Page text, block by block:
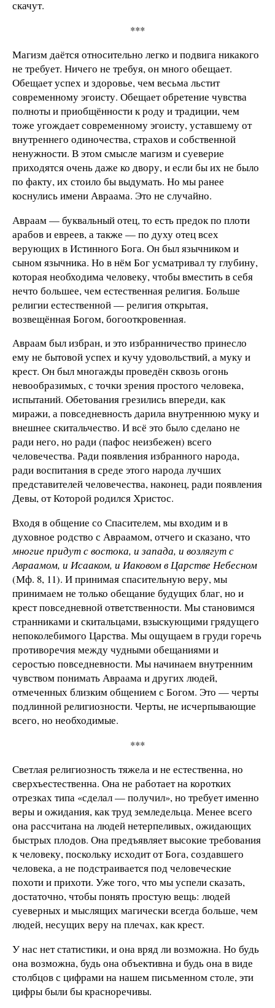
скачут.
***
Магизм даётся относительно легко и подвига никакого
не требует. Ничего не требуя, он много обещает.
Обещает успех и здоровье, чем весьма льстит
современному эгоисту. Обещает обретение чувства
полноты и приобщённости к роду и традиции, чем
тоже угождает современному эгоисту, уставшему от
внутреннего одиночества, страхов и собственной
ненужности. В этом смысле магизм и суеверие
приходятся очень даже ко двору, и если бы их не было
по факту, их стоило бы выдумать. Но мы ранее
коснулись имени Авраама. Это не случайно.
Авраам — буквальный отец, то есть предок по плоти
арабов и евреев, а также — по духу отец всех
верующих в Истинного Бога. Он был язычником и
сыном язычника. Но в нём Бог усматривал ту глубину,
которая необходима человеку, чтобы вместить в себя
нечто большее, чем естественная религия. Больше
религии естественной — религия открытая,
возвещённая Богом, богооткровенная.
Авраам был избран, и это избранничество принесло
ему не бытовой успех и кучу удовольствий, а муку и
крест. Он был многажды проведён сквозь огонь
невообразимых, с точки зрения простого человека,
испытаний. Обетования грезились впереди, как
миражи, а повседневность дарила внутреннюю муку и
внешнее скитальчество. И всё это было сделано не
ради него, но ради (пафос неизбежен) всего
человечества. Ради появления избранного народа,
ради воспитания в среде этого народа лучших
представителей человечества, наконец, ради появления
Девы, от Которой родился Христос.
Входя в общение со Спасителем, мы входим и в
духовное родство с Авраамом, отчего и сказано, что
многие придут с востока, и запада, и возлягут с
Авраамом, и Исааком, и Иаковом в Царстве Небесном
(Мф. 8, 11). И принимая спасительную веру, мы
принимаем не только обещание будущих благ, но и
крест повседневной ответственности. Мы становимся
странниками и скитальцами, взыскующими грядущего
непоколебимого Царства. Мы ощущаем в груди горечь
противоречия между чудными обещаниями и
серостью повседневности. Мы начинаем внутренним
чувством понимать Авраама и других людей,
отмеченных близким общением с Богом. Это — черты
подлинной религиозности. Черты, не исчерпывающие
всего, но необходимые.
***
Светлая религиозность тяжела и не естественна, но
сверхъестественна. Она не работает на коротких
отрезках типа «сделал — получил», но требует именно
веры и ожидания, как труд земледельца. Менее всего
она рассчитана на людей нетерпеливых, ожидающих
быстрых плодов. Она предъявляет высокие требования
к человеку, поскольку исходит от Бога, создавшего
человека, а не подстраивается под человеческие
похоти и прихоти. Уже того, что мы успели сказать,
достаточно, чтобы понять простую вещь: людей
суеверных и мыслящих магически всегда больше, чем
людей, несущих веру на плечах, как крест.
У нас нет статистики, и она вряд ли возможна. Но будь
она возможна, будь она объективна и будь она в виде
столбцов с цифрами на нашем письменном столе, эти
цифры были бы красноречивы.